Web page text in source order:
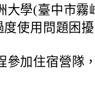
大學(臺中市霧
度使用問題困
參加住宿營隊